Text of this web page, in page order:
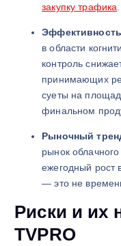
закупку трафика
в области
контроль
принимающих
суеты на
финальном
Рыночный
рынок
ежегодный рост
— это не
Риски и их
TVPRO